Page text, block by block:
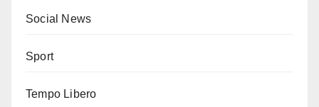
Social News
Sport
Tempo Libero